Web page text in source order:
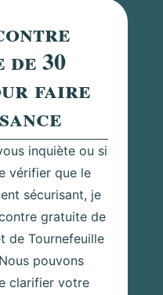
30
faire
inquiète ou si
vérifier que le
sécurisant, je
gratuite de
de Tournefeuille
pouvons
clarifier votre